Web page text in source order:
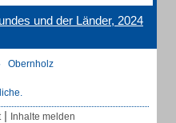
und der Länder, 2024
Obernholz
| Inhalte melden